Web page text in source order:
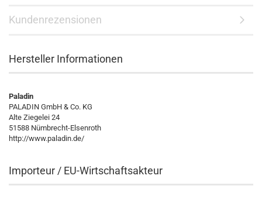
Kundenrezensionen
Hersteller Informationen
Paladin
PALADIN GmbH & Co. KG
Alte Ziegelei 24
51588 Nümbrecht-Elsenroth
http://www.paladin.de/
Importeur / EU-Wirtschaftsakteur